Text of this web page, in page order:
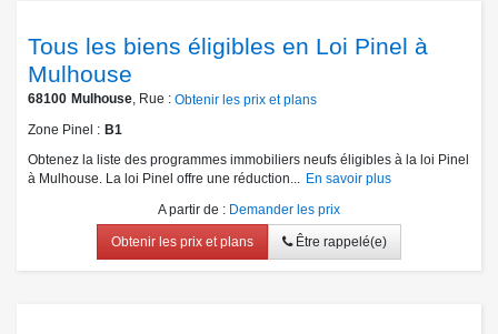
Tous les biens éligibles en Loi Pinel à
Mulhouse
68100 Mulhouse , Rue : Obtenir les prix et plans
Zone Pinel
B1
Obtenez la liste des programmes immobiliers neufs éligibles à la loi Pinel
à Mulhouse. La loi Pinel offre une réduction...
En savoir plus
A partir de : Demander les prix
Obtenir les prix et plans Être rappelé(e)